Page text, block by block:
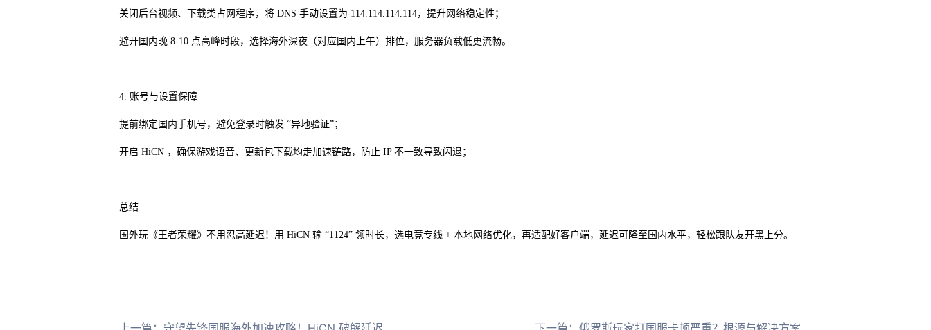
关闭后台视频、下载类占网程序，将 DNS 手动设置为 114.114.114.114，提升网络稳定性；
避开国内晚 8-10 点高峰时段，选择海外深夜（对应国内上午）排位，服务器负载低更流畅。
4. 账号与设置保障
提前绑定国内手机号，避免登录时触发 “异地验证”；
开启 HiCN ，确保游戏语音、更新包下载均走加速链路，防止 IP 不一致导致闪退；
总结
国外玩《王者荣耀》不用忍高延迟！用 HiCN 输 “1124” 领时长，选电竞专线 + 本地网络优化，再适配好客户端，延迟可降至国内水平，轻松跟队友开黑上分。